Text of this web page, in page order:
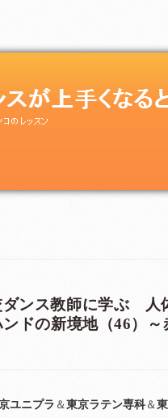
ダンス教師に学ぶ
ドの新境地（46）～
〜
ユニプラ ＆東京ラテン専科＆